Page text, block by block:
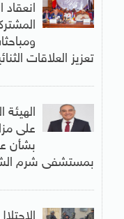
انعقاد
تعزيز العلاقات
الهيئة
على
بشأن
بمستشفى شرم